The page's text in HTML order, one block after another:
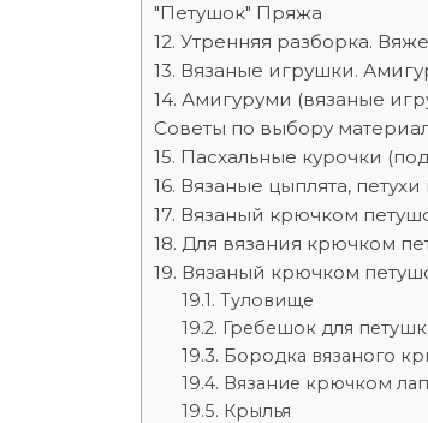
"Петушок" Пряжа
Утренняя разборка.
Вязаные игрушки.
Амигуруми (вязаные
Советы по выбору
Пасхальные курочки
Вязаные цыплята,
Вязаный крючком
Для вязания крючком
Вязаный крючком
Туловище
Гребешок для
Бородка вязаного
Вязание крючком
Крылья